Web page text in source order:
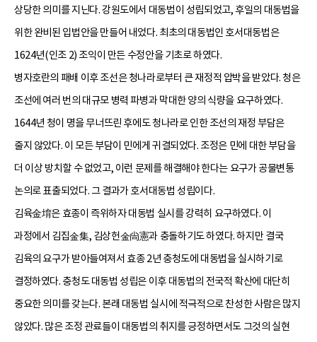
상당한 의미를 지닌다. 강원도에서 대동법이 성립되었고, 후일의 대동법을
위한 완비된 입법안을 만들어 내었다. 최초의 대동법인 호서대동법은
1624년(인조 2) 조익이 만든 수정안을 기초로 하였다.
병자호란의 패배 이후 조선은 청나라로부터 큰 재정적 압박을 받았다. 청은
조선에 여러 번의 대규모 병력 파병과 막대한 양의 식량을 요구하였다.
1644년 청이 명을 무너뜨린 후에도 청나라로 인한 조선의 재정 부담은
줄지 않았다. 이 모든 부담이 민에게 귀결되었다. 조정은 민에 대한 부담을
더 이상 방치할 수 없었고, 이런 문제를 해결해야 한다는 요구가 공물변통
논의로 표출되었다. 그 결과가 호서대동법 성립이다.
김육金堉은 효종이 즉위하자 대동법 실시를 강력히 요구하였다. 이
과정에서 김집金集, 김상헌金尙憲과 충돌하기도 하였다. 하지만 결국
김육의 요구가 받아들여져서 효종 2년 충청도에 대동법을 실시하기로
결정하였다. 충청도 대동법 성립은 이후 대동법의 전국적 확산에 대단히
중요한 의미를 갖는다. 본래 대동법 실시에 적극적으로 찬성한 사람은 많지
않았다. 많은 조정 관료들이 대동법의 취지를 긍정하면서도 그것의 실현